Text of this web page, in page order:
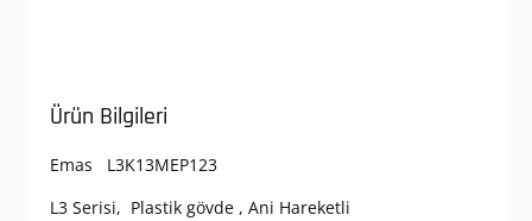
Ürün Bilgileri
Emas L3K13MEP123
L3 Serisi, Plastik gövde , Ani Hareketli